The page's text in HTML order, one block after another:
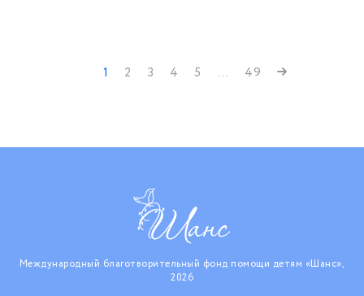
1 2 3 4 5 ... 49
Международный благотворительный фонд помощи детям «Шанс»,
2026